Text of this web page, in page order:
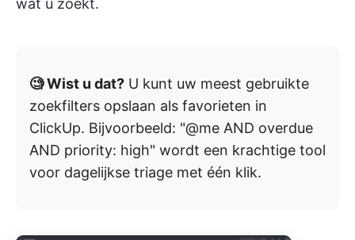
wat u zoekt.
🧐 Wist u dat? U kunt uw meest gebruikte
zoekfilters opslaan als favorieten in
ClickUp. Bijvoorbeeld: "@me AND overdue
AND priority: high" wordt een krachtige tool
voor dagelijkse triage met één klik.